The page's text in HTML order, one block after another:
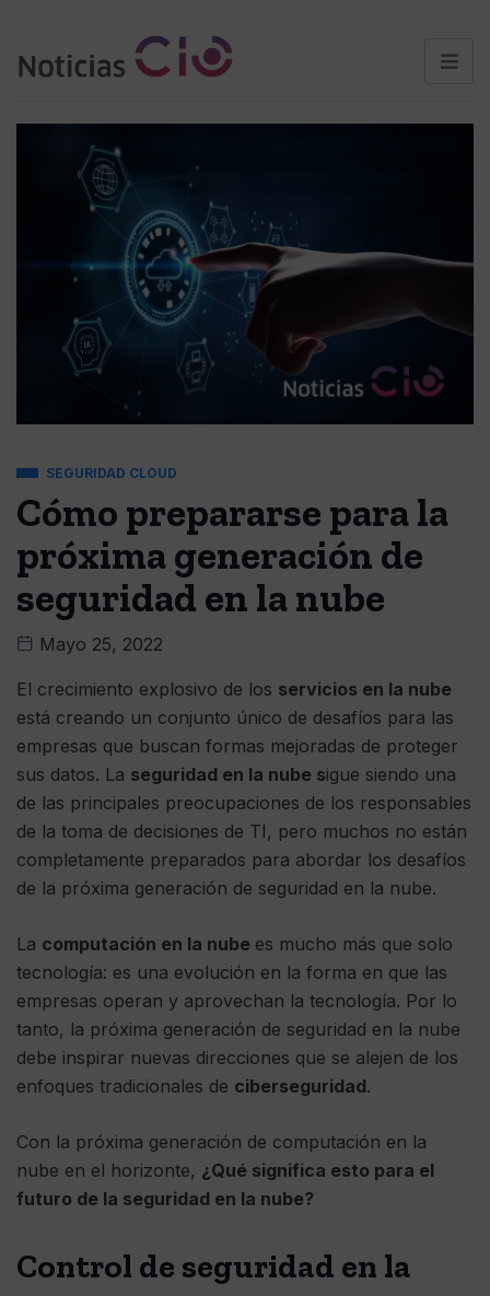
SEGURIDAD CLOUD
Cómo prepararse para la
próxima generación de
seguridad en la nube
Mayo 25, 2022
El crecimiento explosivo de los servicios en la nube
está creando un conjunto único de desafíos para las
empresas que buscan formas mejoradas de proteger
sus datos. La seguridad en la nube sigue siendo una
de las principales preocupaciones de los responsables
de la toma de decisiones de TI, pero muchos no están
completamente preparados para abordar los desafíos
de la próxima generación de seguridad en la nube.
La computación en la nube es mucho más que solo
tecnología: es una evolución en la forma en que las
empresas operan y aprovechan la tecnología. Por lo
tanto, la próxima generación de seguridad en la nube
debe inspirar nuevas direcciones que se alejen de los
enfoques tradicionales de ciberseguridad.
Con la próxima generación de computación en la
nube en el horizonte, ¿Qué significa esto para el
futuro de la seguridad en la nube?
Control de seguridad en la